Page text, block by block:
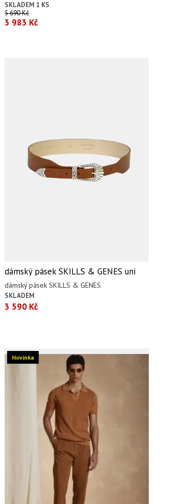
SKLADEM 1 KS
5 690 Kč
3 983 Kč
dámský pásek SKILLS & GENES uni
dámský pásek SKILLS & GENES
SKLADEM
3 590 Kč
Novinka